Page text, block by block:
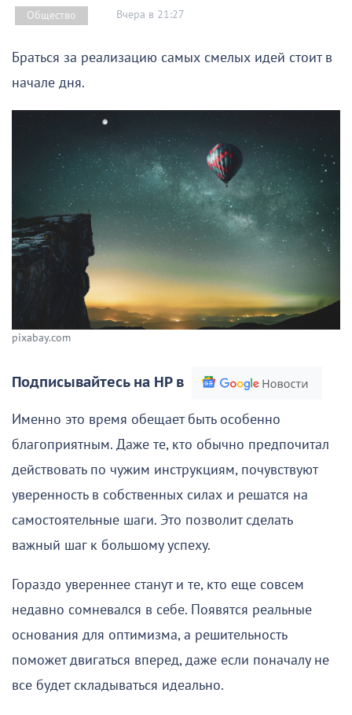
Общество Вчера в 21:27
Браться за реализацию самых смелых идей стоит в
начале дня.
pixabay.com
Подписывайтесь на НР в
Именно это время обещает быть особенно
благоприятным. Даже те, кто обычно предпочитал
действовать по чужим инструкциям, почувствуют
уверенность в собственных силах и решатся на
самостоятельные шаги. Это позволит сделать
важный шаг к большому успеху.
Гораздо увереннее станут и те, кто еще совсем
недавно сомневался в себе. Появятся реальные
основания для оптимизма, а решительность
поможет двигаться вперед, даже если поначалу не
все будет складываться идеально.